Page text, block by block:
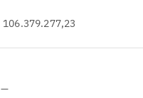
106.379.277,23
—